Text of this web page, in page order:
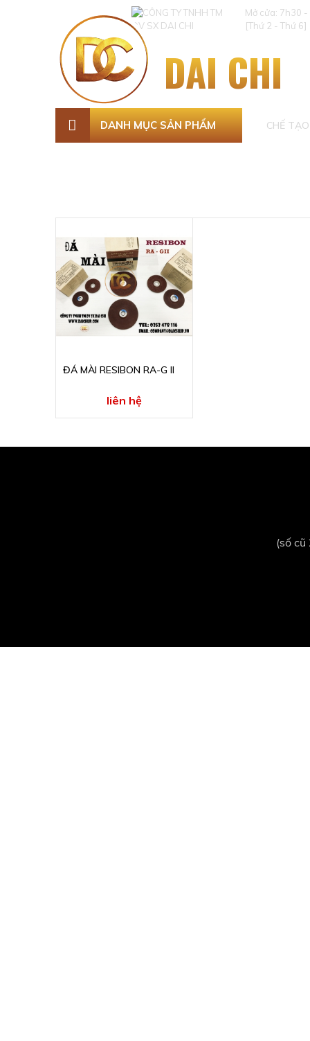
Mở cửa: 7h30
[Thứ 2 - Thứ 6]
DAI CHI
DANH MỤC SẢN PHẨM CHẾ
ĐÁ MÀI RESIBON RA-G II
liên hệ
(số cũ